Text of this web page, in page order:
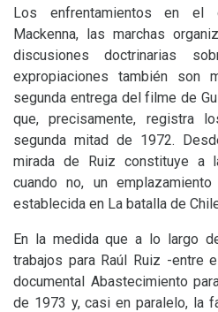
Los enfrentamientos en el
Mackenna, las marchas
discusiones doctrinarias
expropiaciones también son
segunda entrega del filme de
que, precisamente, registra
segunda mitad de 1972.
mirada de Ruiz constituye a
cuando no, un
establecida en La batalla de
En la medida que a lo largo
trabajos para Raúl Ruiz -entre
documental Abastecimiento
de 1973 y, casi en paralelo, la